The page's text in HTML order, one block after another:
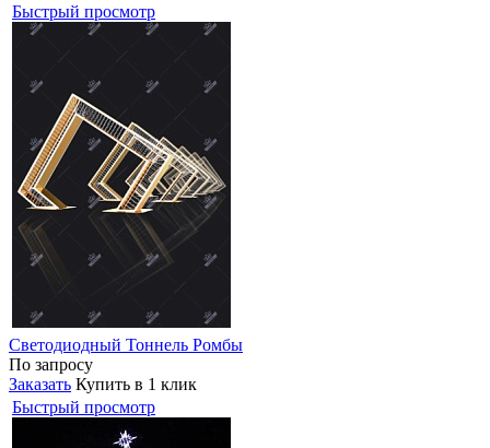
Быстрый просмотр
Светодиодный Тоннель Ромбы
По запросу
Заказать Купить в 1 клик
Быстрый просмотр